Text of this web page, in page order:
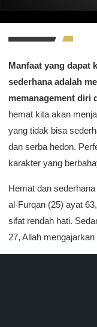
Manfaat yang dapat
sederhana adalah
memanagement diri
hemat kita akan
yang tidak bisa
dan serba hedon.
karakter yang
Hemat dan
al-Furqan (25) ayat
sifat rendah hati.
27, Allah